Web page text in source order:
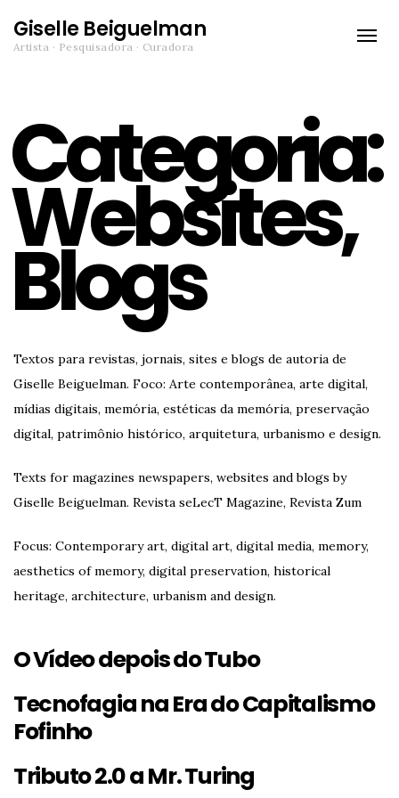
Giselle Beiguelman
Artista · Pesquisadora · Curadora
Toggle
Categoria:
Websites,
Blogs
Textos para revistas, jornais, sites e blogs de autoria de
Giselle Beiguelman. Foco: Arte contemporânea, arte digital,
mídias digitais, memória, estéticas da memória, preservação
digital, patrimônio histórico, arquitetura, urbanismo e design.
Texts for magazines newspapers, websites and blogs by
Giselle Beiguelman. Revista seLecT Magazine, Revista Zum
Focus: Contemporary art, digital art, digital media, memory,
aesthetics of memory, digital preservation, historical
heritage, architecture, urbanism and design.
O Vídeo depois do Tubo
Tecnofagia na Era do Capitalismo
Fofinho
Tributo 2.0 a Mr. Turing